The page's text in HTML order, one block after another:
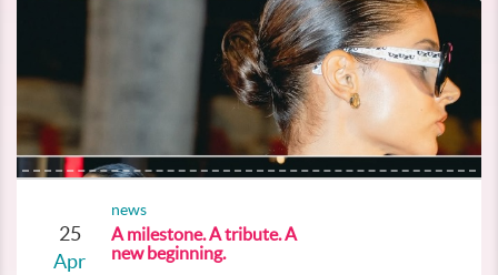
25
Apr
news
A milestone. A tribute. A
new beginning.